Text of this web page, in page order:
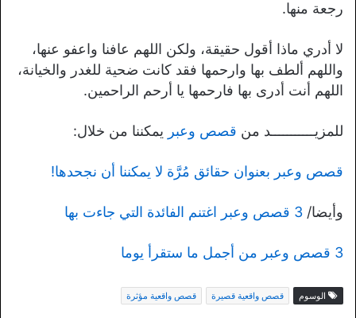
رجعة منها.
لا أدري ماذا أقول حقيقة، ولكن اللهم عافنا واعفو عنها،
واللهم ألطف بها وارحمها فقد كانت ضحية للغدر والخيانة،
اللهم أنت أدرى بها فارحمها يا أرحم الراحمين.
للمزيـــــــــــد من قصص وعبر يمكننا من خلال:
قصص وعبر بعنوان حقائق مُرَّة لا يمكننا أن نجحدها!
وأيضا/ 3 قصص وعبر اغتنم الفائدة التي جاءت بها
3 قصص وعبر من أجمل ما ستقرأ يوما
الوسوم قصص واقعية قصيرة قصص واقعية مؤثرة